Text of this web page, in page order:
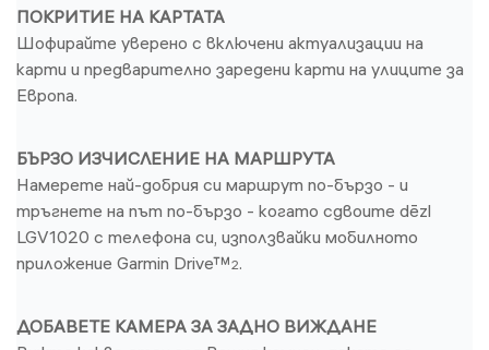
ПОКРИТИЕ НА КАРТАТА
Шофирайте уверено с включени актуализации на
карти и предварително заредени карти на улиците за
Европа.
БЪРЗО ИЗЧИСЛЕНИЕ НА МАРШРУТА
Намерете най-добрия си маршрут по-бързо - и
тръгнете на път по-бързо - когато сдвоите dēzl
LGV1020 с телефона си, използвайки мобилното
приложение Garmin Drive™2.
ДОБАВЕТЕ КАМЕРА ЗА ЗАДНО ВИЖДАНЕ